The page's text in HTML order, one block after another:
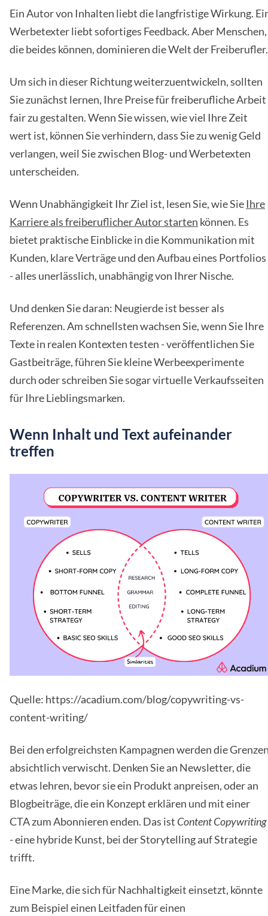
Ein Autor von Inhalten liebt die langfristige Wirkung.
Werbetexter liebt sofortiges Feedback. Aber Menschen,
die beides können, dominieren die Welt der Freiberufler.
Um sich in dieser Richtung weiterzuentwickeln, sollten
Sie zunächst lernen, Ihre Preise für freiberufliche Arbeit
fair zu gestalten. Wenn Sie wissen, wie viel Ihre Zeit
wert ist, können Sie verhindern, dass Sie zu wenig Geld
verlangen, weil Sie zwischen Blog- und Werbetexten
unterscheiden.
Wenn Unabhängigkeit Ihr Ziel ist, lesen Sie, wie Sie Ihre
Karriere als freiberuflicher Autor starten können. Es
bietet praktische Einblicke in die Kommunikation mit
Kunden, klare Verträge und den Aufbau eines Portfolios
- alles unerlässlich, unabhängig von Ihrer Nische.
Und denken Sie daran: Neugierde ist besser als
Referenzen. Am schnellsten wachsen Sie, wenn Sie Ihre
Texte in realen Kontexten testen - veröffentlichen Sie
Gastbeiträge, führen Sie kleine Werbeexperimente
durch oder schreiben Sie sogar virtuelle Verkaufsseiten
für Ihre Lieblingsmarken.
Wenn Inhalt und Text aufeinander
treffen
Quelle: https://acadium.com/blog/copywriting-vs-
content-writing/
Bei den erfolgreichsten Kampagnen werden die
absichtlich verwischt. Denken Sie an Newsletter, die
etwas lehren, bevor sie ein Produkt anpreisen, oder an
Blogbeiträge, die ein Konzept erklären und mit einer
CTA zum Abonnieren enden. Das ist Content Copywriting
- eine hybride Kunst, bei der Storytelling auf Strategie
trifft.
Eine Marke, die sich für Nachhaltigkeit einsetzt, könnte
zum Beispiel einen Leitfaden für einen